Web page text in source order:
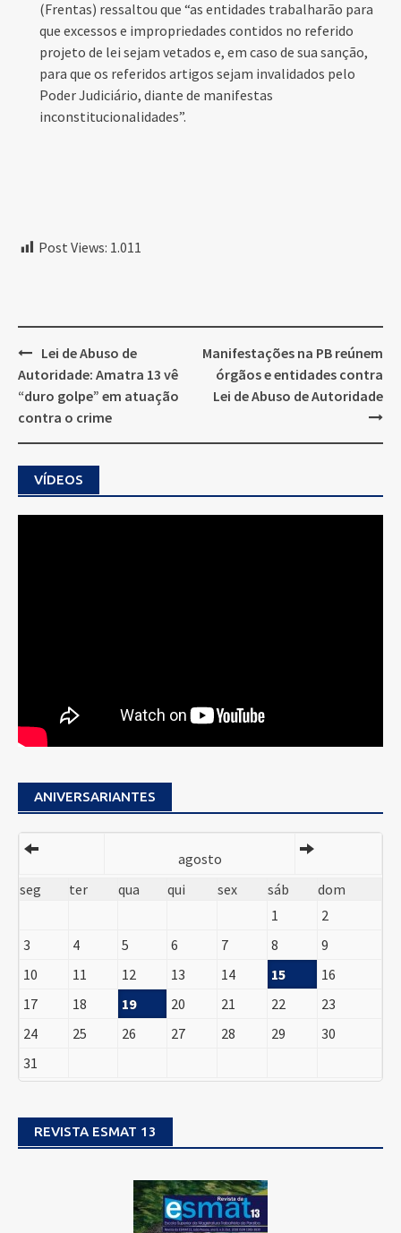
(Frentas) ressaltou que “as entidades trabalharão para
que excessos e impropriedades contidos no referido
projeto de lei sejam vetados e, em caso de sua sanção,
para que os referidos artigos sejam invalidados pelo
Poder Judiciário, diante de manifestas
inconstitucionalidades”.
Post Views: 1.011
Post
navigation
Lei de Abuso de
Autoridade: Amatra 13 vê
“duro golpe” em atuação
contra o crime
Manifestações na PB reúnem
órgãos e entidades contra
Lei de Abuso de Autoridade
VÍDEOS
ANIVERSARIANTES
agosto
seg
ter qua qui sex sáb
dom
1
2
3
4 5 6 7 8
9
10
11 12 13 14 15
16
17
18 19 20 21 22
23
24
25 26 27 28 29
30
31
REVISTA ESMAT 13